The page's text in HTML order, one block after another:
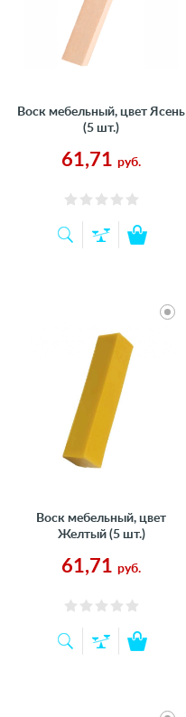
Воск мебельный, цвет Ясень
(5 шт.)
61,71 руб.
Воск мебельный, цвет
Желтый (5 шт.)
61,71 руб.